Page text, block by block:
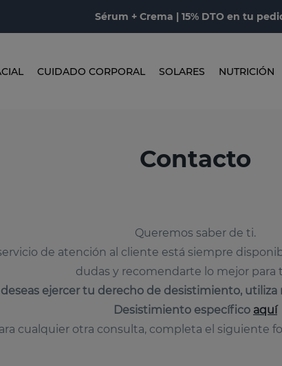
Sérum + Crema | 15% DTO en tu
CUIDADO CORPORAL SOLARES NUTRICIÓN
Contacto
Queremos saber de ti.
de atención al cliente está siempre
dudas y recomendarte lo mejor para
deseas ejercer tu derecho de desistimiento,
Desistimiento específico aquí
cualquier otra consulta, completa el siguiente